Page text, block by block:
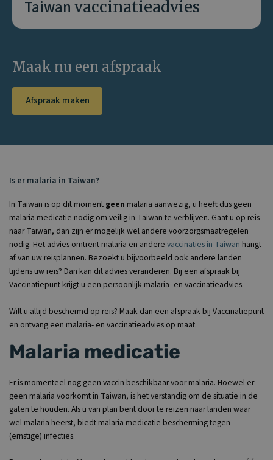
Taiwan vaccinatieadvies
Maak nu een afspraak
Afspraak maken
Is er malaria in Taiwan?
In Taiwan is op dit moment geen malaria aanwezig, u heeft dus geen
malaria medicatie nodig om veilig in Taiwan te verblijven. Gaat u op reis
naar Taiwan, dan zijn er mogelijk wel andere voorzorgsmaatregelen
nodig. Het advies omtrent malaria en andere vaccinaties in Taiwan hangt
af van uw reisplannen. Bezoekt u bijvoorbeeld ook andere landen
tijdens uw reis? Dan kan dit advies veranderen. Bij een afspraak bij
Vaccinatiepunt krijgt u een persoonlijk malaria- en vaccinatieadvies.
Wilt u altijd beschermd op reis? Maak dan een afspraak bij Vaccinatiepunt
en ontvang een malaria- en vaccinatieadvies op maat.
Malaria medicatie
Er is momenteel nog geen vaccin beschikbaar voor malaria. Hoewel er
geen malaria voorkomt in Taiwan, is het verstandig om de situatie in de
gaten te houden. Als u van plan bent door te reizen naar landen waar
wel malaria heerst, biedt malaria medicatie bescherming tegen
(ernstige) infecties.